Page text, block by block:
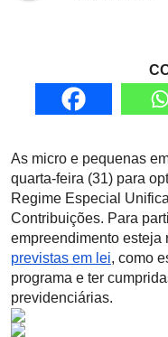
As micro e pequenas
quarta-feira (31) para
Regime Especial
Contribuições. Para
empreendimento esteja
previstas em lei, como
programa e ter
previdenciárias.